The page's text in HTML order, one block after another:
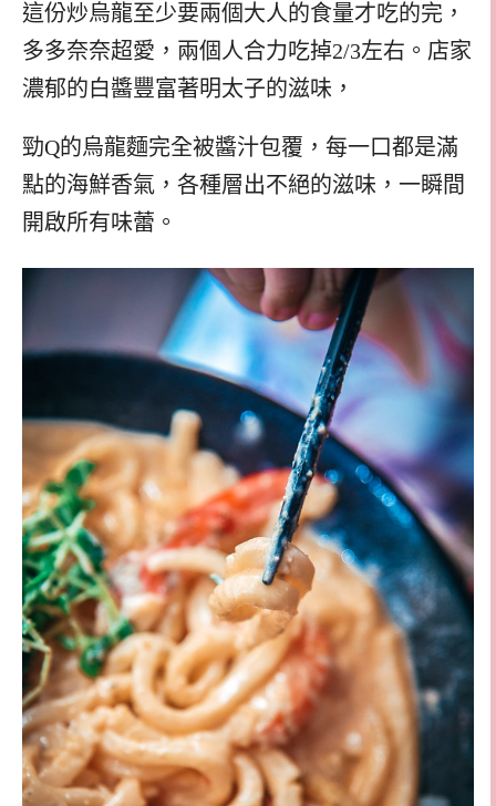
這份炒烏龍至少要兩個大人的食量才吃的完，
多多奈奈超愛，兩個人合力吃掉2/3左右。店家
濃郁的白醬豐富著明太子的滋味，
勁Q的烏龍麵完全被醬汁包覆，每一口都是滿
點的海鮮香氣，各種層出不絕的滋味，一瞬間
開啟所有味蕾。